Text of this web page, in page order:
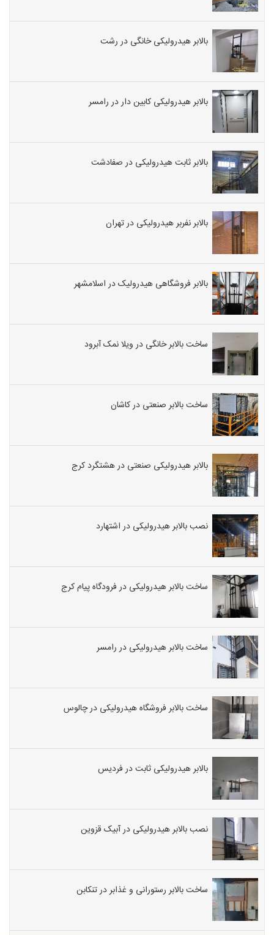
بالابر هیدرولیکی خانگی در رشت
بالابر هیدرولیکی کابین دار در رامسر
بالابر ثابت هیدرولیکی در صفادشت
بالابر نفربر هیدرولیکی در تهران
بالابر فروشگاهی هیدرولیک در اسلامشهر
ساخت بالابر خانگی در ویلا نمک آبرود
ساخت بالابر صنعتی در کاشان
بالابر هیدرولیکی صنعتی در هشتگرد کرج
نصب بالابر هیدرولیکی در اشتهارد
ساخت بالابر هیدرولیکی در فرودگاه پیام کرج
ساخت بالابر هیدرولیکی در رامسر
ساخت بالابر فروشگاه هیدرولیکی در چالوس
بالابر هیدرولیکی ثابت در فردیس
نصب بالابر هیدرولیکی در آبیک قزوین
ساخت بالابر رستورانی و غذابر در تنکابن